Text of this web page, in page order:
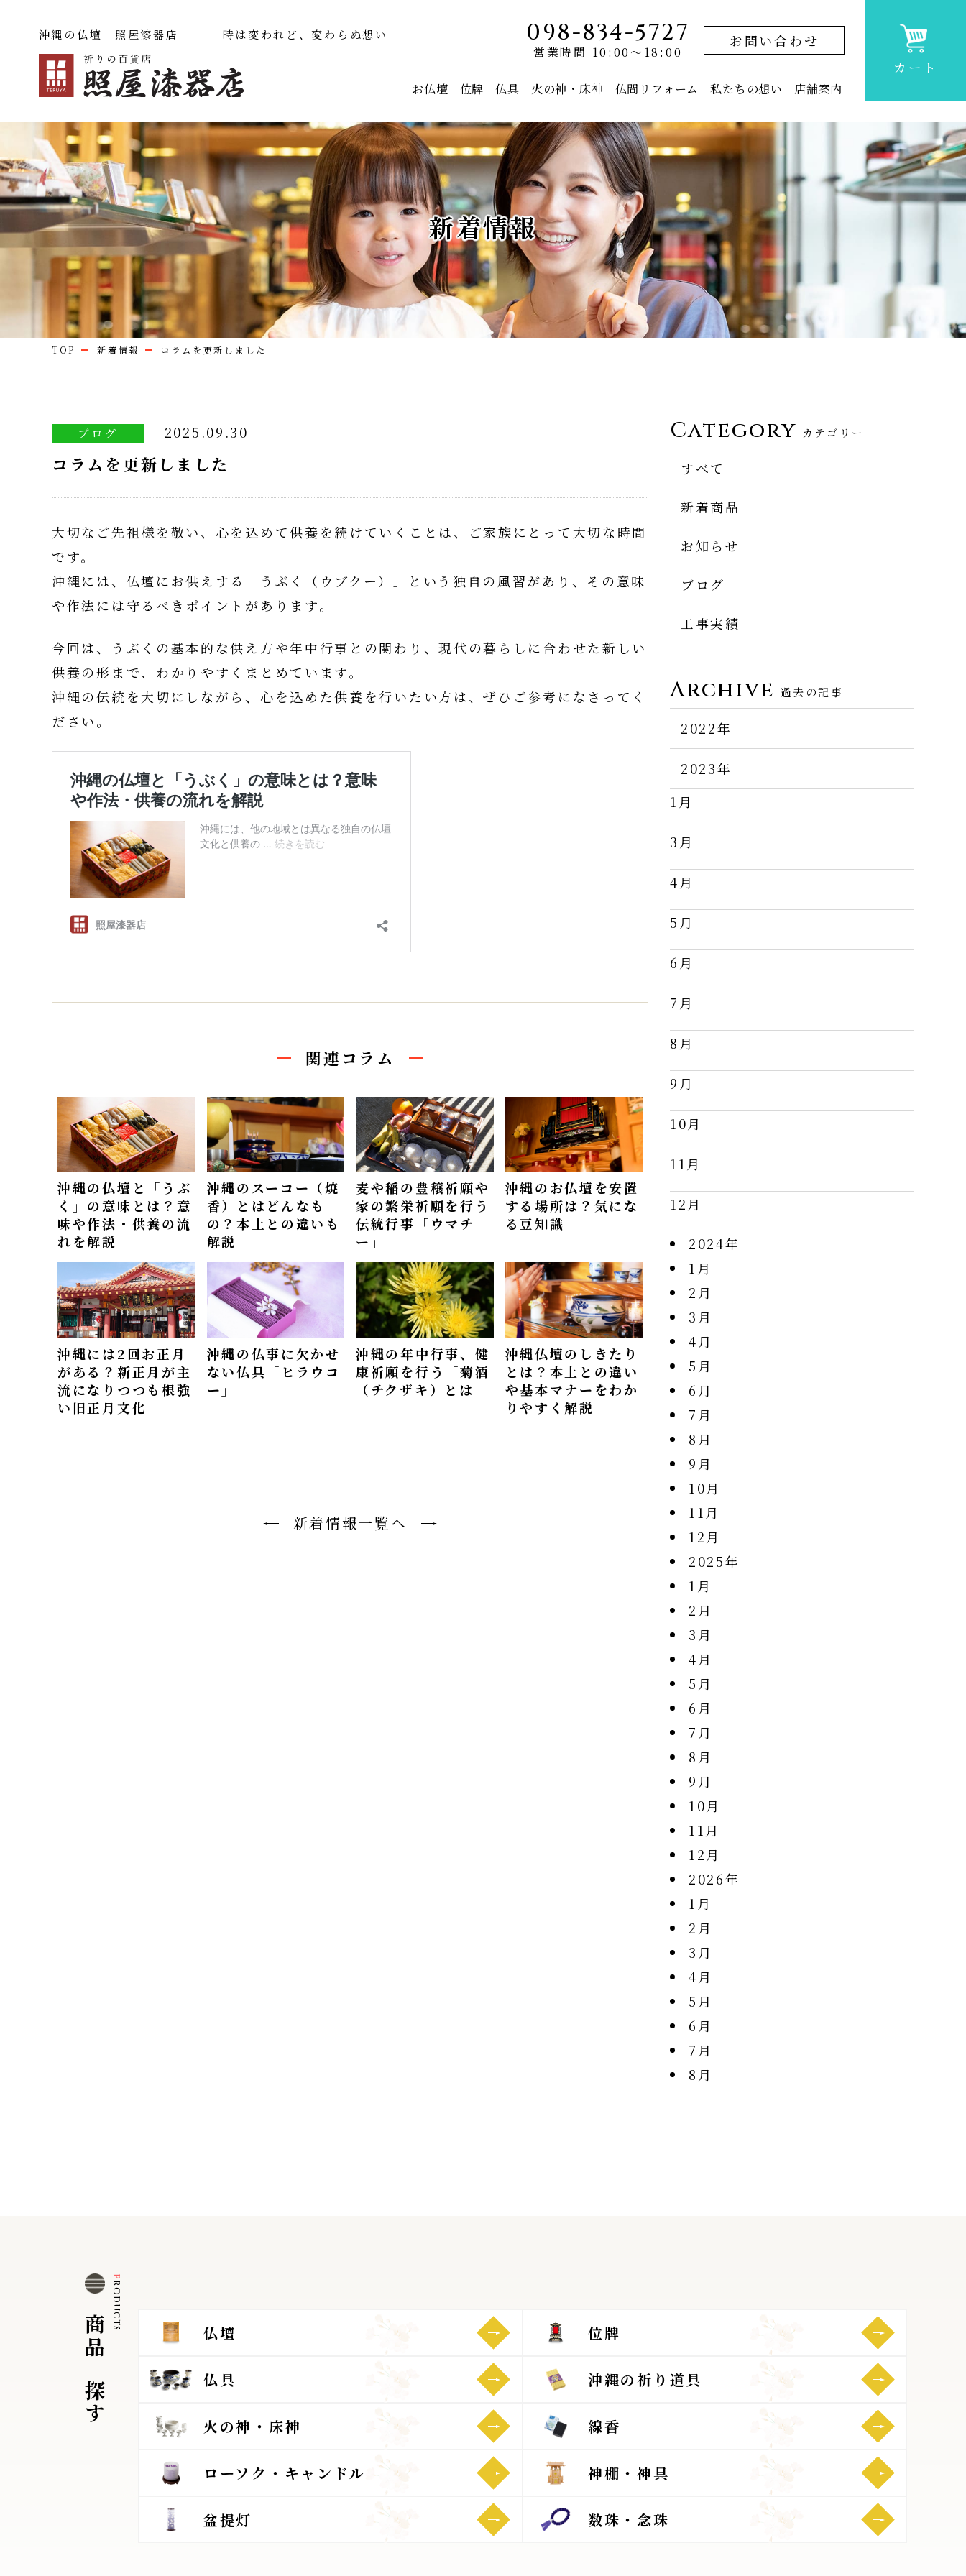
沖縄の仏壇 照屋漆器店 ──時は変われど、変わらぬ想い 098-834-5727
営業時間 10:00～18:00
お問い合わせ
カート
お仏壇
沖縄仏壇
華（ハナ）
極（キワミ）
モダン仏壇
京モダン olive
コーラル
唐木仏壇 上置仏壇
位牌 仏具 火の神・床神 仏間リフォーム 私たちの想い 店舗案内
新着情報
TOP 新着情報 コラムを更新しました
ブログ 2025.09.30
コラムを更新しました
大切なご先祖様を敬い、心を込めて供養を続けていくことは、ご家族にとって大切な時間
です。
沖縄には、仏壇にお供えする「うぶく（ウブクー）」という独自の風習があり、その意味
や作法には守るべきポイントがあります。
今回は、うぶくの基本的な供え方や年中行事との関わり、現代の暮らしに合わせた新しい
供養の形まで、わかりやすくまとめています。
沖縄の伝統を大切にしながら、心を込めた供養を行いたい方は、ぜひご参考になさってく
ださい。
関連コラム
沖縄の仏壇と「うぶ
く」の意味とは？意
味や作法・供養の流
れを解説
沖縄のスーコー（焼
香）とはどんなも
の？本土との違いも
解説
麦や稲の豊穣祈願や
家の繁栄祈願を行う
伝統行事「ウマチ
ー」
沖縄のお仏壇を安置
する場所は？気にな
る豆知識
沖縄には2回お正月
がある？新正月が主
流になりつつも根強
い旧正月文化
沖縄の仏事に欠かせ
ない仏具「ヒラウコ
ー」
沖縄の年中行事、健
康祈願を行う「菊酒
（チクザキ）とは
沖縄仏壇のしきたり
とは？本土との違い
や基本マナーをわか
りやすく解説
新着情報一覧へ
Category カテゴリー
すべて
新着商品
お知らせ
ブログ
工事実績
Archive 過去の記事
2022年
11月
2023年
1月
3月
4月
5月
6月
7月
8月
9月
10月
11月
12月
2024年
1月
2月
3月
4月
5月
6月
7月
8月
9月
10月
11月
12月
2025年
1月
2月
3月
4月
5月
6月
7月
8月
9月
10月
11月
12月
2026年
1月
2月
3月
4月
5月
6月
7月
8月
商
品
探
す
P
R
O
D
U
C
T
S
仏壇 位牌
仏具 沖縄の祈り道具
火の神・床神 線香
ローソク・キャンドル 神棚・神具
盆提灯 数珠・念珠